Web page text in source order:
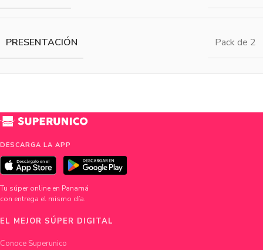
PRESENTACIÓN Pack de 2
DESCARGA LA APP
Tu súper online en Panamá
con entrega el mismo día.
EL MEJOR SÚPER DIGITAL
Conoce Superunico